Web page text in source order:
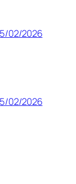
02/2026
02/2026